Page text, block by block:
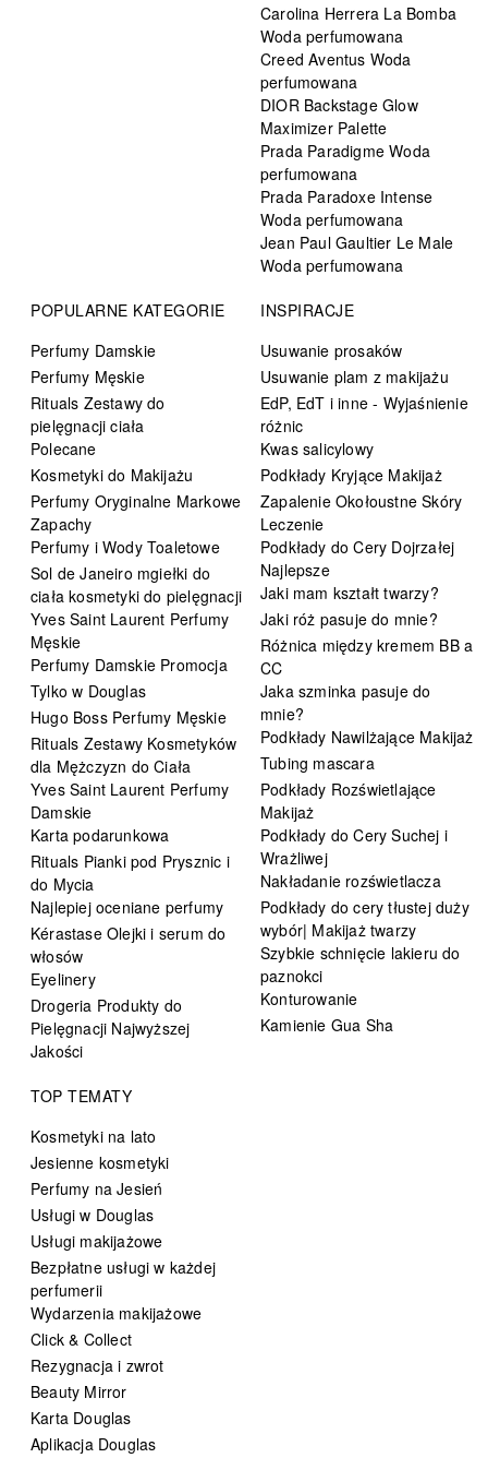
Carolina Herrera La Bomba
Woda perfumowana
Creed Aventus Woda
perfumowana
DIOR Backstage Glow
Maximizer Palette
Prada Paradigme Woda
perfumowana
Prada Paradoxe Intense
Woda perfumowana
Jean Paul Gaultier Le Male
Woda perfumowana
POPULARNE KATEGORIE
Perfumy Damskie
Perfumy Męskie
Rituals Zestawy do
pielęgnacji ciała
Polecane
Kosmetyki do Makijażu
Perfumy Oryginalne Markowe
Zapachy
Perfumy i Wody Toaletowe
Sol de Janeiro mgiełki do
ciała kosmetyki do pielęgnacji
Yves Saint Laurent Perfumy
Męskie
Perfumy Damskie Promocja
Tylko w Douglas
Hugo Boss Perfumy Męskie
Rituals Zestawy Kosmetyków
dla Mężczyzn do Ciała
Yves Saint Laurent Perfumy
Damskie
Karta podarunkowa
Rituals Pianki pod Prysznic i
do Mycia
Najlepiej oceniane perfumy
Kérastase Olejki i serum do
włosów
Eyelinery
Drogeria Produkty do
Pielęgnacji Najwyższej
Jakości
INSPIRACJE
Usuwanie prosaków
Usuwanie plam z makijażu
EdP, EdT i inne - Wyjaśnienie
różnic
Kwas salicylowy
Podkłady Kryjące Makijaż
Zapalenie Okołoustne Skóry
Leczenie
Podkłady do Cery Dojrzałej
Najlepsze
Jaki mam kształt twarzy?
Jaki róż pasuje do mnie?
Różnica między kremem BB a
CC
Jaka szminka pasuje do
mnie?
Podkłady Nawilżające Makijaż
Tubing mascara
Podkłady Rozświetlające
Makijaż
Podkłady do Cery Suchej i
Wrażliwej
Nakładanie rozświetlacza
Podkłady do cery tłustej duży
wybór| Makijaż twarzy
Szybkie schnięcie lakieru do
paznokci
Konturowanie
Kamienie Gua Sha
TOP TEMATY
Kosmetyki na lato
Jesienne kosmetyki
Perfumy na Jesień
Usługi w Douglas
Usługi makijażowe
Bezpłatne usługi w każdej
perfumerii
Wydarzenia makijażowe
Click & Collect
Rezygnacja i zwrot
Beauty Mirror
Karta Douglas
Aplikacja Douglas